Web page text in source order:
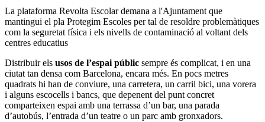
La plataforma Revolta Escolar demana a l'Ajuntament que
mantingui el pla Protegim Escoles per tal de resoldre problemàtiques
com la seguretat física i els nivells de contaminació al voltant dels
centres educatius
Distribuir els usos de l’espai públic sempre és complicat, i en una
ciutat tan densa com Barcelona, encara més. En pocs metres
quadrats hi han de conviure, una carretera, un carril bici, una vorera
i alguns escocells i bancs, que depenent del punt concret
comparteixen espai amb una terrassa d’un bar, una parada
d’autobús, l’entrada d’un teatre o un parc amb gronxadors.